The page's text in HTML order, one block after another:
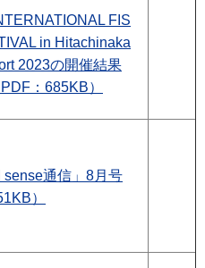
FIS
in Hitachinaka
2023の開催結果
：685KB）
sense通信」8月号
）